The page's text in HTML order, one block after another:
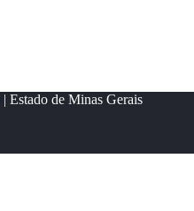
| Estado de Minas Gerais